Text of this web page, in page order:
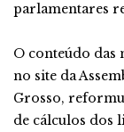
parlamentares
O conteúdo das
no site da
Grosso,
de cálculos dos